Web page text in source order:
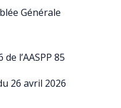
Générale
l’AASPP 85
26 avril 2026